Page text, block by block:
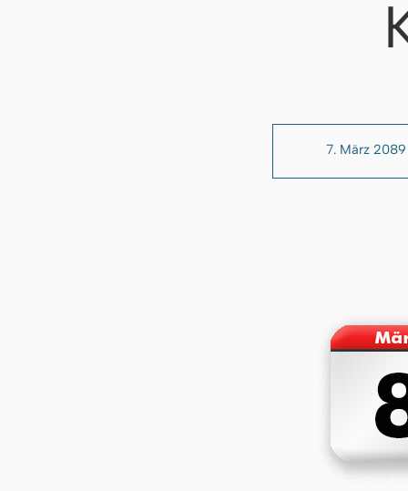
7. März 2089